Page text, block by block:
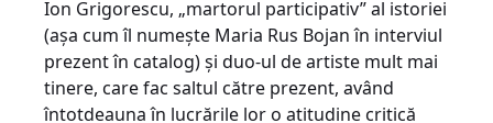
Ion Grigorescu, „martorul participativ” al istoriei
(aşa cum îl numeşte Maria Rus Bojan în interviul
prezent în catalog) şi duo-ul de artiste mult mai
tinere, care fac saltul către prezent, având
întotdeauna în lucrările lor o atitudine critică